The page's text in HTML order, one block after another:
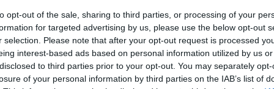
opt-out of the sale, sharing to third parties, or processing of your
for targeted advertising by us, please use the below opt-out
selection. Please note that after your opt-out request is processed
interest-based ads based on personal information utilized by us
to third parties prior to your opt-out. You may separately
of your personal information by third parties on the IAB’s list of
, waardoor gebruikers transacties kunnen
transactie wordt vastgelegd op de blockchain, een